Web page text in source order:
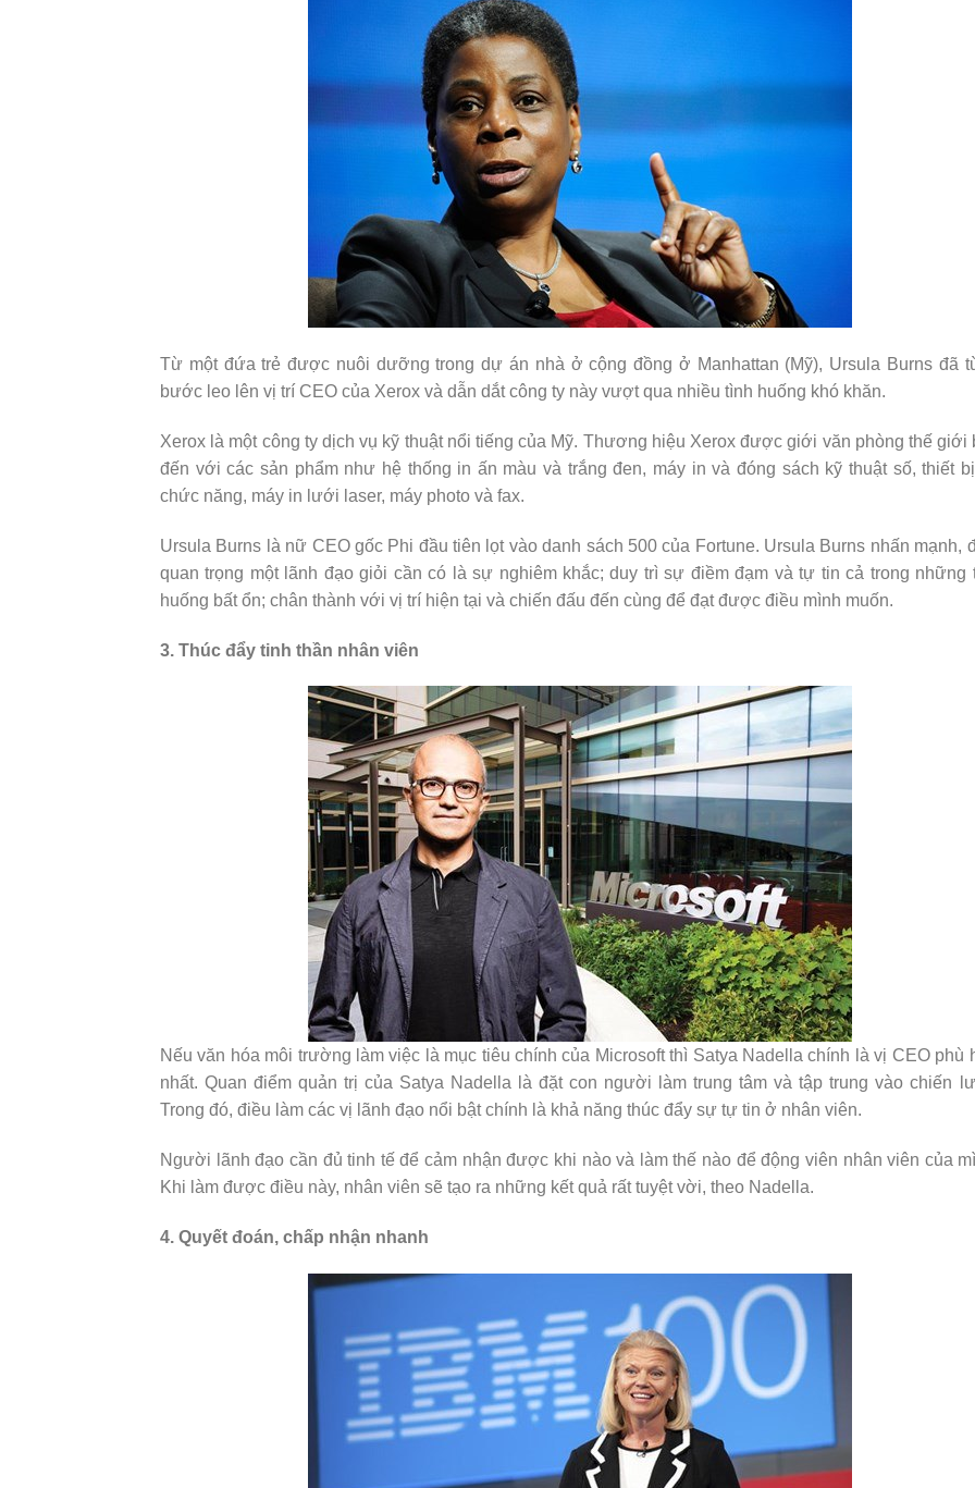
Từ một đứa trẻ được nuôi dưỡng trong dự án nhà ở cộng đồng ở Manhattan (Mỹ), Ursula Burns đã
bước leo lên vị trí CEO của Xerox và dẫn dắt công ty này vượt qua nhiều tình huống khó khăn.
Xerox là một công ty dịch vụ kỹ thuật nổi tiếng của Mỹ. Thương hiệu Xerox được giới văn phòng thế giới
đến với các sản phẩm như hệ thống in ấn màu và trắng đen, máy in và đóng sách kỹ thuật số, thiết
chức năng, máy in lưới laser, máy photo và fax.
Ursula Burns là nữ CEO gốc Phi đầu tiên lọt vào danh sách 500 của Fortune. Ursula Burns nhấn mạnh,
quan trọng một lãnh đạo giỏi cần có là sự nghiêm khắc; duy trì sự điềm đạm và tự tin cả trong những
huống bất ổn; chân thành với vị trí hiện tại và chiến đấu đến cùng để đạt được điều mình muốn.
3. Thúc đẩy tinh thần nhân viên
Nếu văn hóa môi trường làm việc là mục tiêu chính của Microsoftthì Satya Nadella chính là vị CEO phù
nhất. Quan điểm quản trị của Satya Nadella là đặt con người làm trung tâm và tập trung vào chiến
Trong đó, điều làm các vị lãnh đạo nổi bật chính là khả năng thúc đẩy sự tự tin ở nhân viên.
Người lãnh đạo cần đủ tinh tế để cảm nhận được khi nào và làm thế nào để động viên nhân viên của
Khi làm được điều này, nhân viên sẽ tạo ra những kết quả rất tuyệt vời, theo Nadella.
4. Quyết đoán, chấp nhận nhanh